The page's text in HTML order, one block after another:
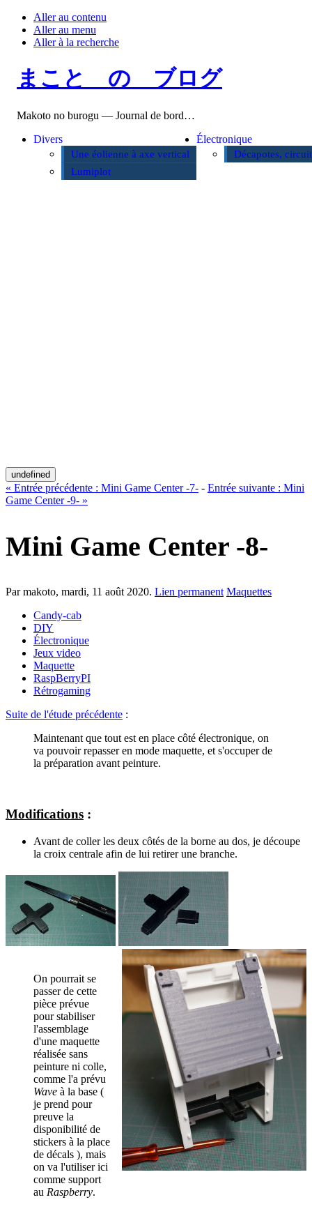
Aller au contenu
Aller au menu
Aller à la recherche
まこと の ブログ
Makoto no burogu — Journal de bord…
Divers
Une éolienne à axe vertical
Lumiplot
Électronique
Décapotes,
undefined
« Entrée précédente : Mini Game Center -7- - Entrée suivante : Mini
Game Center -9- »
Mini Game Center -8-
Par makoto, mardi, 11 août 2020. Lien permanent Maquettes
Candy-cab
DIY
Électronique
Jeux video
Maquette
RaspBerryPI
Rétrogaming
Suite de l'étude précédente :
Maintenant que tout est en place côté électronique, on
va pouvoir repasser en mode maquette, et s'occuper de
la préparation avant peinture.
Modifications :
Avant de coller les deux côtés de la borne au dos, je découpe
la croix centrale afin de lui retirer une branche.
On pourrait se
passer de cette
pièce prévue
pour stabiliser
l'assemblage
d'une maquette
réalisée sans
peinture ni colle,
comme l'a prévu
Wave à la base (
je prend pour
preuve la
disponibilité de
stickers à la place
de décals ), mais
on va l'utiliser ici
comme support
au Raspberry.